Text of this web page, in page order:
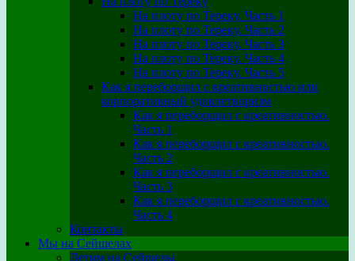
На плоту по Тереку. Часть 1
На плоту по Тереку. Часть 2
На плоту по Тереку. Часть 3
На плоту по Тереку. Часть 4
На плоту по Тереку. Часть 5
Как я переборщил с креативностью или
корпоративный удовлетворизм
Как я переборщил с креативностью.
Часть 1
Как я переборщил с креативностью.
Часть 2
Как я переборщил с креативностью.
Часть 3
Как я переборщил с креативностью.
Часть 4
Контакты
Мы на Сейшелах
Летим на Сейшелы